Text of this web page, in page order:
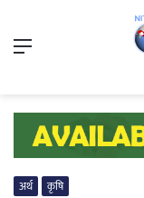
Menu
अर्थ कृषि